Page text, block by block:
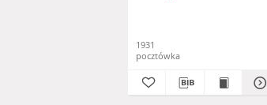
1931
pocztówka